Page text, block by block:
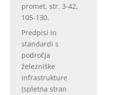
promet, str. 3-42,
105-130.
Predpisi in
standardi s
področja
železniške
infrastrukture
(spletna stran